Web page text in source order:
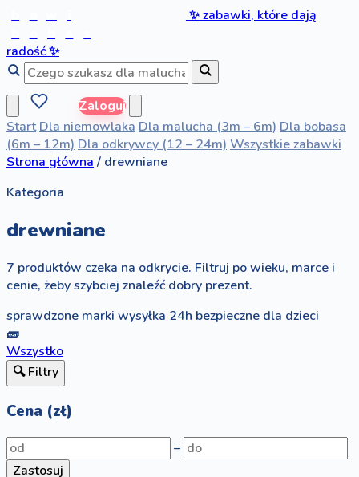
✨zabawki, które dają
radość✨
Zaloguj
Start Dla niemowlaka Dla malucha (3m – 6m) Dla bobasa
(6m – 12m) Dla odkrywcy (12 – 24m) Wszystkie zabawki
Strona główna / drewniane
Kategoria
drewniane
7 produktów czeka na odkrycie. Filtruj po wieku, marce i
cenie, żeby szybciej znaleźć dobry prezent.
sprawdzone marki wysyłka 24h bezpieczne dla dzieci
🧱
Wszystko
🔍 Filtry
Cena (zł)
–
Zastosuj